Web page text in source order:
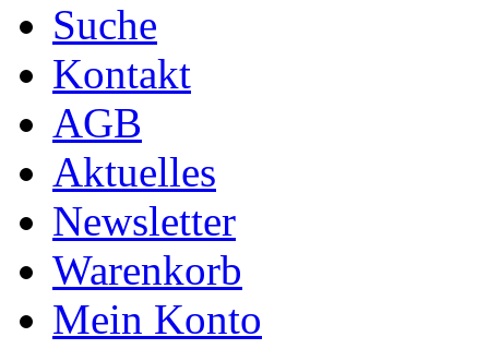
Suche
Kontakt
AGB
Aktuelles
Newsletter
Warenkorb
Mein Konto